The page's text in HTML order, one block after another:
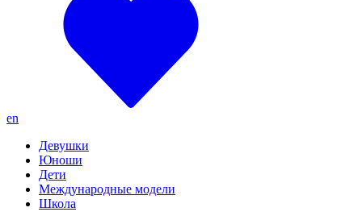
en
Девушки
Юноши
Дети
Международные модели
Школа